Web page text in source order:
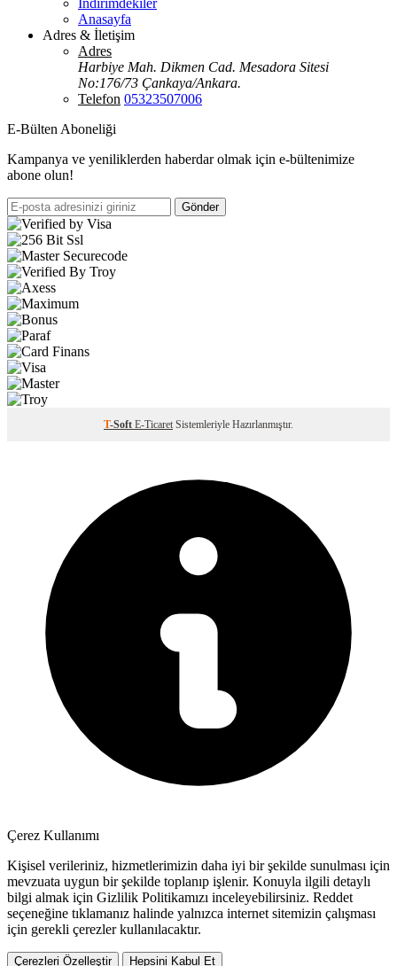
Anasayfa
Adres & İletişim
Adres
Harbiye Mah. Dikmen Cad. Mesadora Sitesi
No:176/73 Çankaya/Ankara.
Telefon 05323507006
E-Bülten Aboneliği
Kampanya ve yeniliklerden haberdar olmak için e-bültenimize
abone olun!
Gönder
T-Soft E-Ticaret Sistemleriyle Hazırlanmıştır.
Çerez Kullanımı
Kişisel verileriniz, hizmetlerimizin daha iyi bir şekilde sunulması için
mevzuata uygun bir şekilde toplanıp işlenir. Konuyla ilgili detaylı
bilgi almak için Gizlilik Politikamızı inceleyebilirsiniz. Reddet
seçeneğine tıklamanız halinde yalnızca internet sitemizin çalışması
için gerekli çerezler kullanılacaktır.
Çerezleri Özelleştir Hepsini Kabul Et